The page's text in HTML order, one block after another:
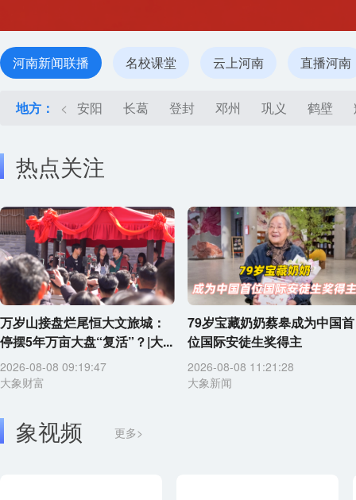
河南新闻联播 名校课堂 云上河南 直播河南
地方： < 安阳 长葛 登封 邓州 巩义 鹤壁
热点关注
万岁山接盘烂尾恒大文旅城：
停摆5年万亩大盘“复活”？|大...
2026-08-08 09:19:47
大象财富
79岁宝藏奶奶蔡皋成为中国首
位国际安徒生奖得主
2026-08-08 11:21:28
大象新闻
象视频 更多>